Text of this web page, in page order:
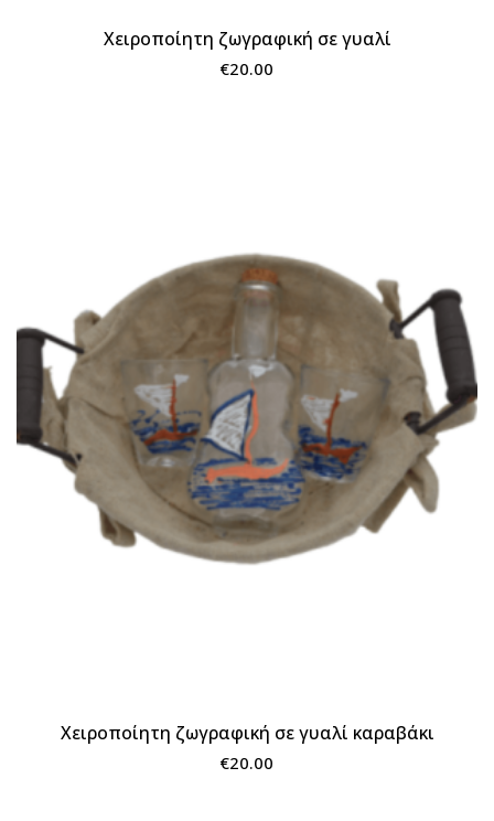
Χειροποίητη ζωγραφική σε γυαλί
€20.00
Χειροποίητη ζωγραφική σε γυαλί καραβάκι
€20.00